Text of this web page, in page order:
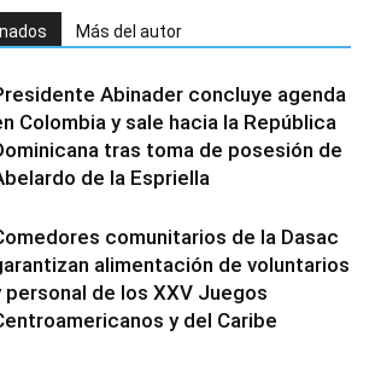
Más del autor
Abinader concluye agenda
Colombia y sale hacia la República
tras toma de posesión de
de la Espriella
comunitarios de la Dasac
alimentación de voluntarios
personal de los XXV Juegos
y del Caribe